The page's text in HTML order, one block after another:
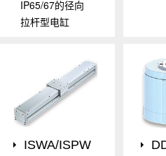
IP65/67的径向
拉杆型电缸
ISWA/ISPW